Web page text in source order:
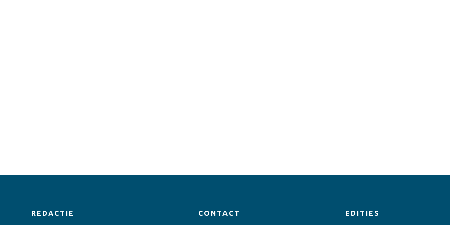
REDACTIE CONTACT EDITIES